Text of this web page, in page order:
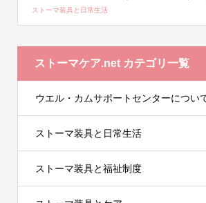
ストーマ装具と日常生活
ストーマケア.net カテゴリ一覧
ウエル・カムサポートセンターについ
ストーマ装具と日常生活
ストーマ装具と福祉制度